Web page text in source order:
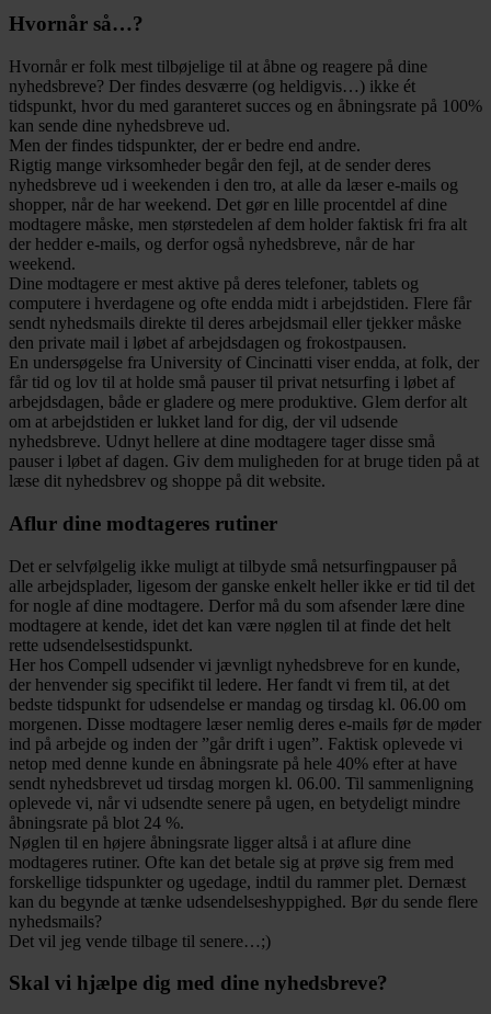
Hvornår så…?
Hvornår er folk mest tilbøjelige til at åbne og reagere på dine
nyhedsbreve? Der findes desværre (og heldigvis…) ikke ét
tidspunkt, hvor du med garanteret succes og en åbningsrate på 100%
kan sende dine nyhedsbreve ud.
Men der findes tidspunkter, der er bedre end andre.
Rigtig mange virksomheder begår den fejl, at de sender deres
nyhedsbreve ud i weekenden i den tro, at alle da læser e-mails og
shopper, når de har weekend. Det gør en lille procentdel af dine
modtagere måske, men størstedelen af dem holder faktisk fri fra alt
der hedder e-mails, og derfor også nyhedsbreve, når de har
weekend.
Dine modtagere er mest aktive på deres telefoner, tablets og
computere i hverdagene og ofte endda midt i arbejdstiden. Flere får
sendt nyhedsmails direkte til deres arbejdsmail eller tjekker måske
den private mail i løbet af arbejdsdagen og frokostpausen.
En undersøgelse fra University of Cincinatti viser endda, at folk, der
får tid og lov til at holde små pauser til privat netsurfing i løbet af
arbejdsdagen, både er gladere og mere produktive. Glem derfor alt
om at arbejdstiden er lukket land for dig, der vil udsende
nyhedsbreve. Udnyt hellere at dine modtagere tager disse små
pauser i løbet af dagen. Giv dem muligheden for at bruge tiden på at
læse dit nyhedsbrev og shoppe på dit website.
Aflur dine modtageres rutiner
Det er selvfølgelig ikke muligt at tilbyde små netsurfingpauser på
alle arbejdsplader, ligesom der ganske enkelt heller ikke er tid til det
for nogle af dine modtagere. Derfor må du som afsender lære dine
modtagere at kende, idet det kan være nøglen til at finde det helt
rette udsendelsestidspunkt.
Her hos Compell udsender vi jævnligt nyhedsbreve for en kunde,
der henvender sig specifikt til ledere. Her fandt vi frem til, at det
bedste tidspunkt for udsendelse er mandag og tirsdag kl. 06.00 om
morgenen. Disse modtagere læser nemlig deres e-mails før de møder
ind på arbejde og inden der ”går drift i ugen”. Faktisk oplevede vi
netop med denne kunde en åbningsrate på hele 40% efter at have
sendt nyhedsbrevet ud tirsdag morgen kl. 06.00. Til sammenligning
oplevede vi, når vi udsendte senere på ugen, en betydeligt mindre
åbningsrate på blot 24 %.
Nøglen til en højere åbningsrate ligger altså i at aflure dine
modtageres rutiner. Ofte kan det betale sig at prøve sig frem med
forskellige tidspunkter og ugedage, indtil du rammer plet. Dernæst
kan du begynde at tænke udsendelseshyppighed. Bør du sende flere
nyhedsmails?
Det vil jeg vende tilbage til senere…;)
Skal vi hjælpe dig med dine nyhedsbreve?